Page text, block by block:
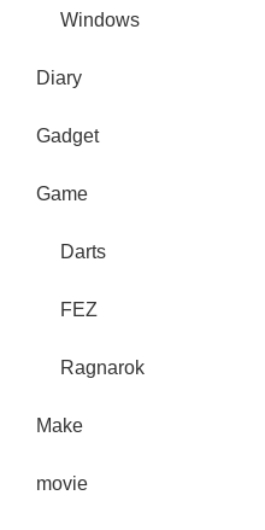
Windows
Diary
Gadget
Game
Darts
FEZ
Ragnarok
Make
movie